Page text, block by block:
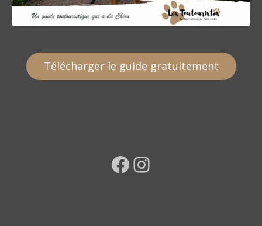
Télécharger le guide gratuitement
Facebook Instagram